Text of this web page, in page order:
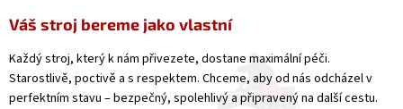
Váš stroj bereme jako vlastní
Každý stroj, který k nám přivezete, dostane maximální péči.
Starostlivě, poctivě a s respektem. Chceme, aby od nás odcházel v
perfektním stavu – bezpečný, spolehlivý a připravený na další cestu.